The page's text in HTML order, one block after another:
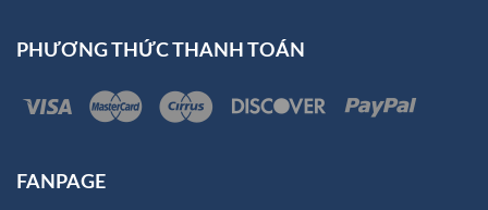
PHƯƠNG THỨC THANH TOÁN
FANPAGE